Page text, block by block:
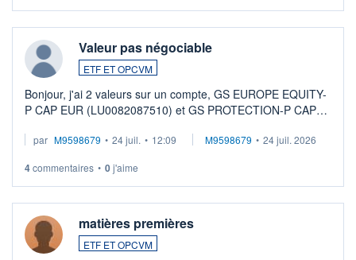
Valeur pas négociable
ETF ET OPCVM
Bonjour, j'ai 2 valeurs sur un compte, GS EUROPE EQUITY-
P CAP EUR (LU0082087510) et GS PROTECTION-P CAP
veux procéder à la vente, on me signale ...
par M9598679 • 24 juil. • 12:09 M9598679 • 24 juil. 2026
4commentaires • 0j'aime
matières premières
ETF ET OPCVM